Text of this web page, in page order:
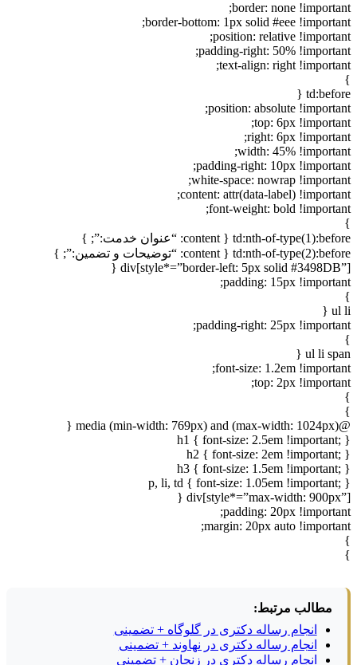
border: none !important;
border-bottom: 1px solid #eee !important;
position: relative !important;
padding-right: 50% !important;
text-align: right !important;
}
td:before {
position: absolute !important;
top: 6px !important;
right: 6px !important;
width: 45% !important;
padding-right: 10px !important;
white-space: nowrap !important;
content: attr(data-label) !important;
font-weight: bold !important;
}
td:nth-of-type(1):before { content: “عنوان خدمت:”; }
td:nth-of-type(2):before { content: “توضیحات و تضمین:”; }
div[style*=”border-left: 5px solid #3498DB”] {
padding: 15px !important;
}
ul li {
padding-right: 25px !important;
}
ul li span {
font-size: 1.2em !important;
top: 2px !important;
}
}
@media (min-width: 769px) and (max-width: 1024px) {
h1 { font-size: 2.5em !important; }
h2 { font-size: 2em !important; }
h3 { font-size: 1.5em !important; }
p, li, td { font-size: 1.05em !important; }
div[style*=”max-width: 900px”] {
padding: 20px !important;
margin: 20px auto !important;
}
}
مطالب مرتبط:
انجام رساله دکتری در گلوگاه + تضمینی
انجام رساله دکتری در نهاوند + تضمینی
انجام رساله دکتری در زنجان + تضمینی